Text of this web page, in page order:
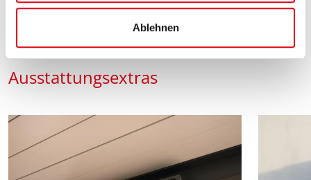
Ablehnen
Ausstattungsextras